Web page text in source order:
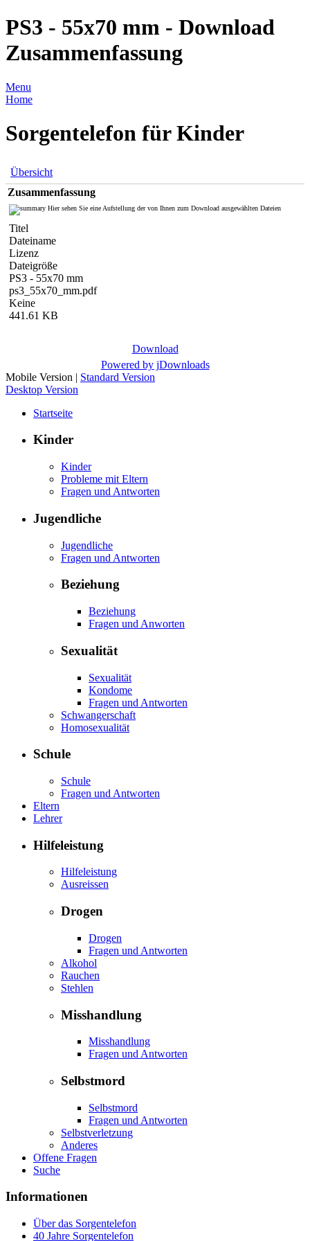
PS3 - 55x70 mm - Download
Zusammenfassung
Menu
Home
Sorgentelefon für Kinder
Übersicht
Zusammenfassung
Hier sehen Sie eine Aufstellung der von Ihnen zum Download ausgewählten Dateien
Titel
Dateiname
Lizenz
Dateigröße
PS3 - 55x70 mm
ps3_55x70_mm.pdf
Keine
441.61 KB
Download
Powered by jDownloads
Mobile Version | Standard Version
Desktop Version
Startseite
Kinder
Kinder
Probleme mit Eltern
Fragen und Antworten
Jugendliche
Jugendliche
Fragen und Antworten
Beziehung
Beziehung
Fragen und Anworten
Sexualität
Sexualität
Kondome
Fragen und Antworten
Schwangerschaft
Homosexualität
Schule
Schule
Fragen und Antworten
Eltern
Lehrer
Hilfeleistung
Hilfeleistung
Ausreissen
Drogen
Drogen
Fragen und Antworten
Alkohol
Rauchen
Stehlen
Misshandlung
Misshandlung
Fragen und Antworten
Selbstmord
Selbstmord
Fragen und Antworten
Selbstverletzung
Anderes
Offene Fragen
Suche
Informationen
Über das Sorgentelefon
40 Jahre Sorgentelefon